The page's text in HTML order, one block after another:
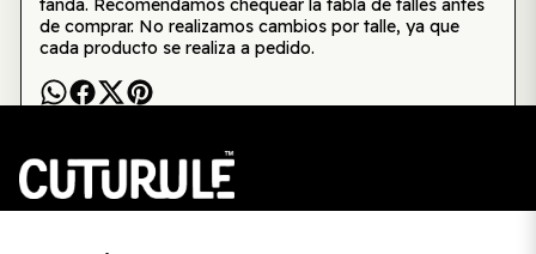
tanda. Recomendamos chequear la tabla de talles antes
de comprar. No realizamos cambios por talle, ya que
cada producto se realiza a pedido.